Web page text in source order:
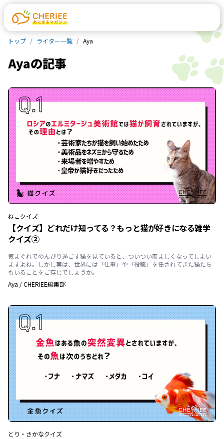
トップ ライター一覧 Aya
Ayaの記事
ねこクイズ
【クイズ】どれだけ知ってる？もっと猫が好きになる雑学
クイズ②
気まぐれでのんびり過ごす猫を見ていると、ついつい羨ましくなってしまい
ますよね。しかし実は、世界には「仕事」や「役職」を任されてきた猫たち
もいることをご存じでしょうか。
Aya /CHERIEE編集部
とり・さかなクイズ